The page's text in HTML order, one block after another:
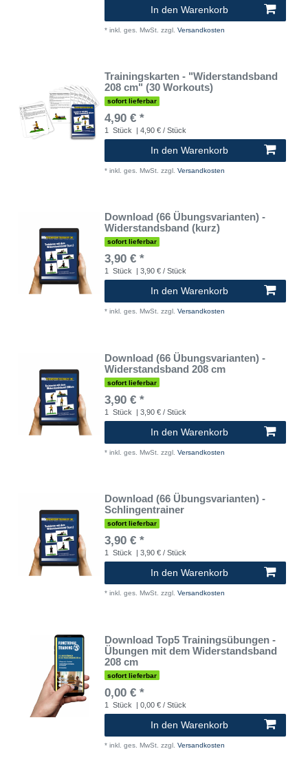
In den Warenkorb
* inkl. ges. MwSt. zzgl. Versandkosten
Trainingskarten - "Widerstandsband
208 cm" (30 Workouts)
sofort lieferbar
4,90 € *
1 Stück | 4,90 € / Stück
In den Warenkorb
* inkl. ges. MwSt. zzgl. Versandkosten
Download (66 Übungsvarianten) -
Widerstandsband (kurz)
sofort lieferbar
3,90 € *
1 Stück | 3,90 € / Stück
In den Warenkorb
* inkl. ges. MwSt. zzgl. Versandkosten
Download (66 Übungsvarianten) -
Widerstandsband 208 cm
sofort lieferbar
3,90 € *
1 Stück | 3,90 € / Stück
In den Warenkorb
* inkl. ges. MwSt. zzgl. Versandkosten
Download (66 Übungsvarianten) -
Schlingentrainer
sofort lieferbar
3,90 € *
1 Stück | 3,90 € / Stück
In den Warenkorb
* inkl. ges. MwSt. zzgl. Versandkosten
Download Top5 Trainingsübungen -
Übungen mit dem Widerstandsband
208 cm
sofort lieferbar
0,00 € *
1 Stück | 0,00 € / Stück
In den Warenkorb
* inkl. ges. MwSt. zzgl. Versandkosten